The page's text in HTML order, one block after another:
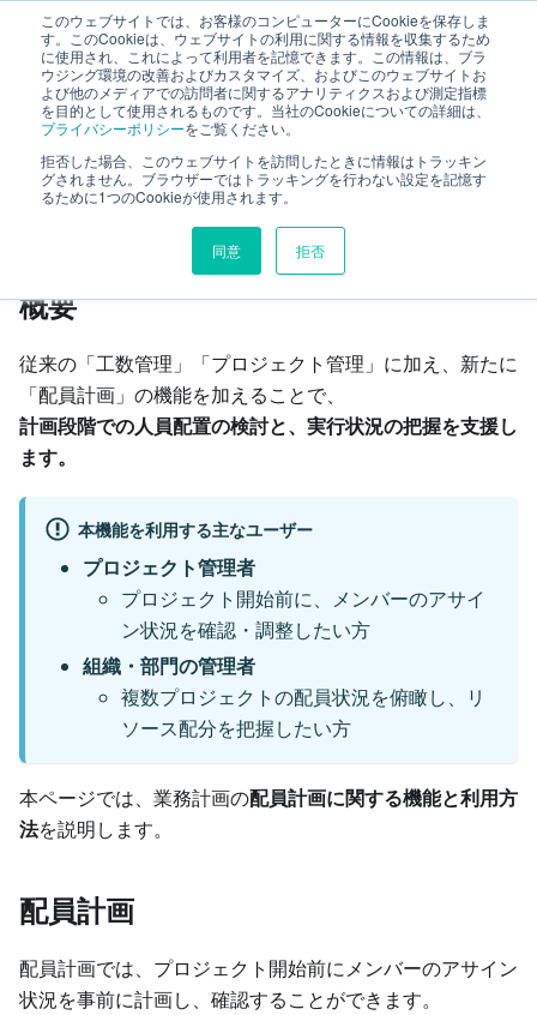
このウェブサイトでは、お客様のコンピューターにCookieを保存しま
す。このCookieは、ウェブサイトの利用に関する情報を収集するため
に使用され、これによって利用者を記憶できます。この情報は、ブラ
ウジング環境の改善およびカスタマイズ、およびこのウェブサイトお
よび他のメディアでの訪問者に関するアナリティクスおよび測定指標
を目的として使用されるものです。当社のCookieについての詳細は、
プライバシーポリシーをご覧ください。
拒否した場合、このウェブサイトを訪問したときに情報はトラッキン
グされません。ブラウザーではトラッキングを行わない設定を記憶す
るために1つのCookieが使用されます。
同意 拒否
TimeTracker RX ヘルプ
業務計画
このページの見出し
業務計画とは
概要
従来の「工数管理」「プロジェクト管理」に加え、新たに
「配員計画」の機能を加えることで、
計画段階での人員配置の検討と、実行状況の把握を支援し
ます。
本機能を利用する主なユーザー
プロジェクト管理者
プロジェクト開始前に、メンバーのアサイ
ン状況を確認・調整したい方
組織・部門の管理者
複数プロジェクトの配員状況を俯瞰し、リ
ソース配分を把握したい方
本ページでは、業務計画の配員計画に関する機能と利用方
法を説明します。
配員計画
配員計画では、プロジェクト開始前にメンバーのアサイン
状況を事前に計画し、確認することができます。